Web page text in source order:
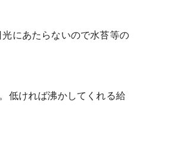
にあたらないので水苔等の
低ければ沸かしてくれる給